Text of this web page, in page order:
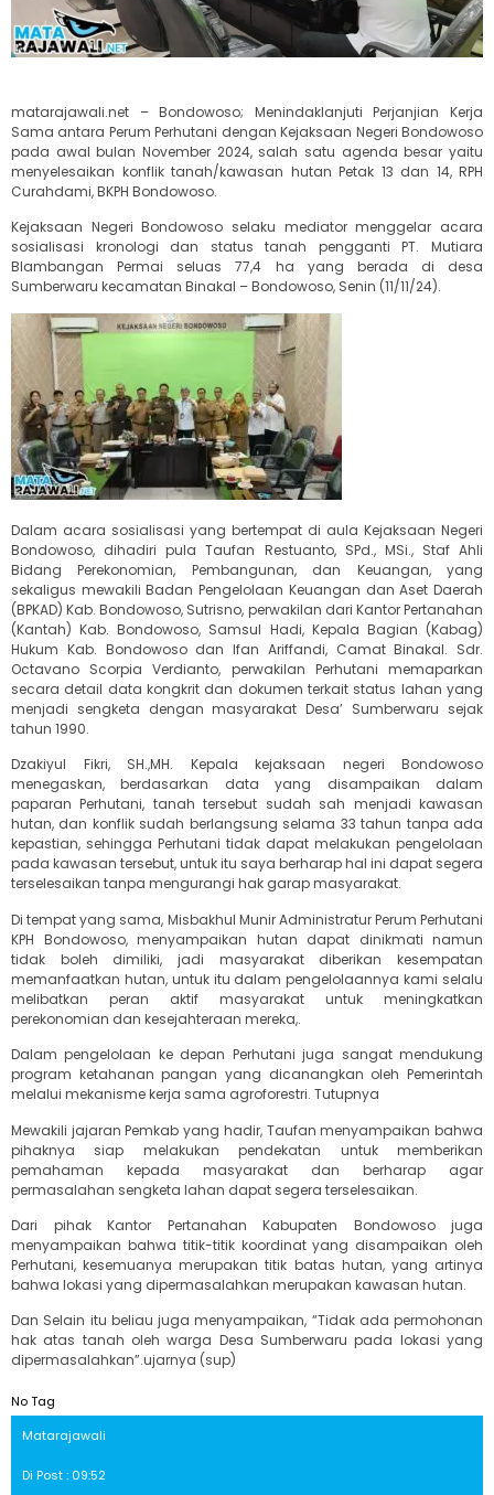
matarajawali.net – Bondowoso; Menindaklanjuti Perjanjian Kerja
Sama antara Perum Perhutani dengan Kejaksaan Negeri Bondowoso
pada awal bulan November 2024, salah satu agenda besar yaitu
menyelesaikan konflik tanah/kawasan hutan Petak 13 dan 14, RPH
Curahdami, BKPH Bondowoso.
Kejaksaan Negeri Bondowoso selaku mediator menggelar acara
sosialisasi kronologi dan status tanah pengganti PT. Mutiara
Blambangan Permai seluas 77,4 ha yang berada di desa
Sumberwaru kecamatan Binakal – Bondowoso, Senin (11/11/24).
Dalam acara sosialisasi yang bertempat di aula Kejaksaan Negeri
Bondowoso, dihadiri pula Taufan Restuanto, SPd., MSi., Staf Ahli
Bidang Perekonomian, Pembangunan, dan Keuangan, yang
sekaligus mewakili Badan Pengelolaan Keuangan dan Aset Daerah
(BPKAD) Kab. Bondowoso, Sutrisno, perwakilan dari Kantor Pertanahan
(Kantah) Kab. Bondowoso, Samsul Hadi, Kepala Bagian (Kabag)
Hukum Kab. Bondowoso dan Ifan Ariffandi, Camat Binakal. Sdr.
Octavano Scorpia Verdianto, perwakilan Perhutani memaparkan
secara detail data kongkrit dan dokumen terkait status lahan yang
menjadi sengketa dengan masyarakat Desa’ Sumberwaru sejak
tahun 1990.
Dzakiyul Fikri, SH.,MH. Kepala kejaksaan negeri Bondowoso
menegaskan, berdasarkan data yang disampaikan dalam
paparan Perhutani, tanah tersebut sudah sah menjadi kawasan
hutan, dan konflik sudah berlangsung selama 33 tahun tanpa ada
kepastian, sehingga Perhutani tidak dapat melakukan pengelolaan
pada kawasan tersebut, untuk itu saya berharap hal ini dapat segera
terselesaikan tanpa mengurangi hak garap masyarakat.
Di tempat yang sama, Misbakhul Munir Administratur Perum Perhutani
KPH Bondowoso, menyampaikan hutan dapat dinikmati namun
tidak boleh dimiliki, jadi masyarakat diberikan kesempatan
memanfaatkan hutan, untuk itu dalam pengelolaannya kami selalu
melibatkan peran aktif masyarakat untuk meningkatkan
perekonomian dan kesejahteraan mereka,.
Dalam pengelolaan ke depan Perhutani juga sangat mendukung
program ketahanan pangan yang dicanangkan oleh Pemerintah
melalui mekanisme kerja sama agroforestri. Tutupnya
Mewakili jajaran Pemkab yang hadir, Taufan menyampaikan bahwa
pihaknya siap melakukan pendekatan untuk memberikan
pemahaman kepada masyarakat dan berharap agar
permasalahan sengketa lahan dapat segera terselesaikan.
Dari pihak Kantor Pertanahan Kabupaten Bondowoso juga
menyampaikan bahwa titik-titik koordinat yang disampaikan oleh
Perhutani, kesemuanya merupakan titik batas hutan, yang artinya
bahwa lokasi yang dipermasalahkan merupakan kawasan hutan.
Dan Selain itu beliau juga menyampaikan, “Tidak ada permohonan
hak atas tanah oleh warga Desa Sumberwaru pada lokasi yang
dipermasalahkan”.ujarnya (sup)
No Tag
Matarajawali
Di Post : 09:52